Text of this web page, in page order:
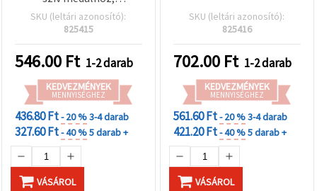
gyantaöntéshez,
ékszerkészítéshez
SKU (leltári azonosító):
825415
546.00 Ft 1-2 darab
KEDVEZMÉNYEK
MENNYISÉGHEZ
436.80 Ft- 20 %3-4 darab
327.60 Ft- 40 %5 darab +
VÁSÁROL
SKU (leltári azonosító):
825416
702.00 Ft 1-2 darab
KEDVEZMÉNYEK
MENNYISÉGHEZ
561.60 Ft- 20 %3-4 darab
421.20 Ft- 40 %5 darab +
VÁSÁROL